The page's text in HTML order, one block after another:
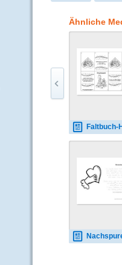
Ähnliche
Faltbuch-
Nachspuren-